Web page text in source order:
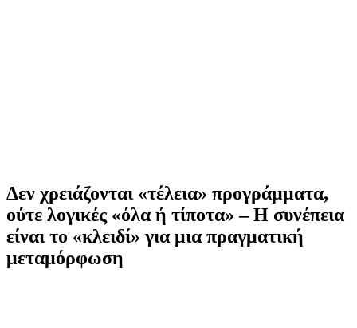
Δεν χρειάζονται «τέλεια» προγράμματα,
ούτε λογικές «όλα ή τίποτα» – Η συνέπεια
είναι το «κλειδί» για μια πραγματική
μεταμόρφωση